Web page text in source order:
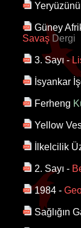
Güney
Savaş Dergi
3. Sayı -
İsyankar
Ferheng
Yellow
İlkelcilik
2. Sayı -
1984 -
Sağlığın